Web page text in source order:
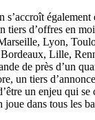
s’accroît
tiers d’offres en
Lyon,
Lille,
de près d’un
un tiers
un enjeu qui se
dans tous les